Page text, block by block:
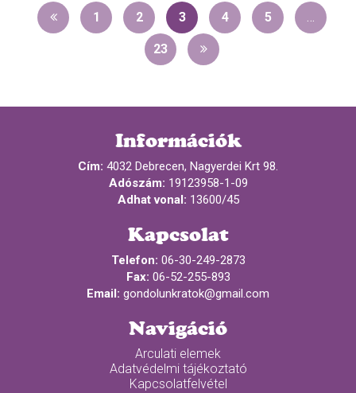
1 2 3 4 5 …
23
Információk
Cím: 4032 Debrecen, Nagyerdei Krt 98.
Adószám: 19123958-1-09
Adhat vonal: 13600/45
Kapcsolat
Telefon: 06-30-249-2873
Fax: 06-52-255-893
Email: gondolunkratok@gmail.com
Navigáció
Arculati elemek
Adatvédelmi tájékoztató
Kapcsolatfelvétel